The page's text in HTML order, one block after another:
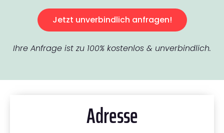
Jetzt unverbindlich anfragen!
Ihre Anfrage ist zu 100% kostenlos & unverbindlich.
Adresse